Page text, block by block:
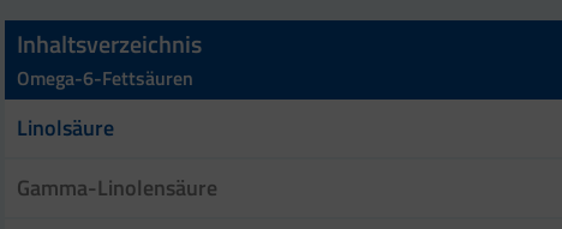
Inhaltsverzeichnis
Omega-6-Fettsäuren
Linolsäure
Gamma-Linolensäure